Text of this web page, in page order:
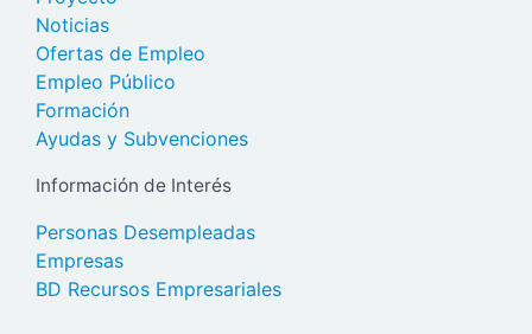
Noticias
Ofertas de Empleo
Empleo Público
Formación
Ayudas y Subvenciones
Información de Interés
Personas Desempleadas
Empresas
BD Recursos Empresariales